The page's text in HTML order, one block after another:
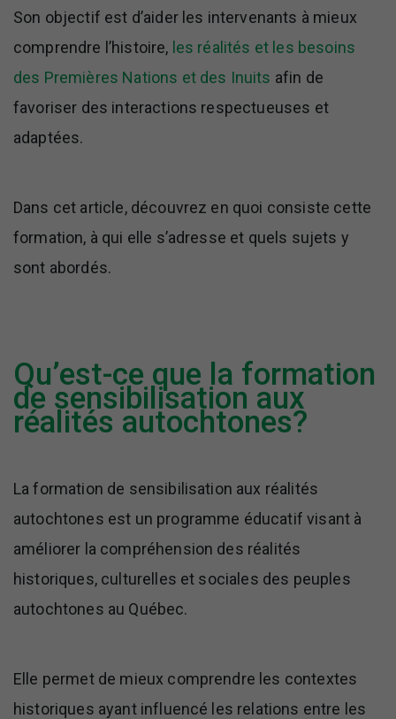
Son objectif est d’aider les intervenants à mieux
comprendre l’histoire, les réalités et les besoins
des Premières Nations et des Inuits afin de
favoriser des interactions respectueuses et
adaptées.
Dans cet article, découvrez en quoi consiste cette
formation, à qui elle s’adresse et quels sujets y
sont abordés.
Qu’est-ce que la formation
de sensibilisation aux
réalités autochtones?
La formation de sensibilisation aux réalités
autochtones est un programme éducatif visant à
améliorer la compréhension des réalités
historiques, culturelles et sociales des peuples
autochtones au Québec.
Elle permet de mieux comprendre les contextes
historiques ayant influencé les relations entre les